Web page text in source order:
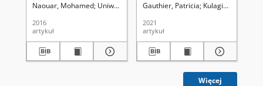
Naouar, Mohamed Uniwersytet Marii Curie-Skłodowskiej (Lublin).
2016
artykuł
Gauthier, Patricia Kulagina, Olga.
2021
artykuł
Więcej